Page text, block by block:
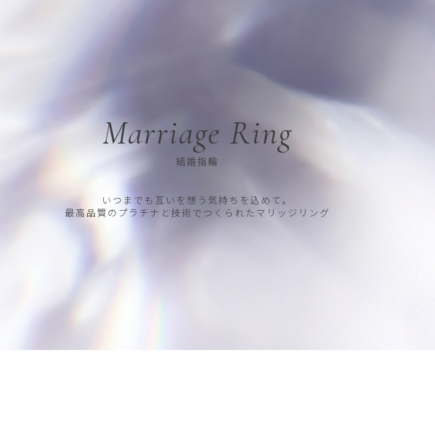
Marriage Ring
結婚指輪
いつまでも互いを想う気持ちを込めて。
最高品質のプラチナと技術でつくられたマリッジリング